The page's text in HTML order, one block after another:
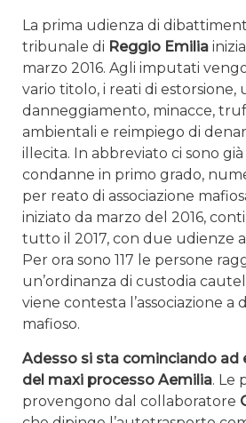
La prima udienza di
tribunale di Reggio Emilia
marzo 2016. Agli imputati
vario titolo, i reati di estorsione,
danneggiamento, minacce,
ambientali e reimpiego di
illecita. In abbreviato ci sono
condanne in primo grado,
per reato di associazione
iniziato da marzo del 2016,
tutto il 2017, con due udienze
Per ora sono 117 le persone
un’ordinanza di custodia
viene contesta l’associazione
mafioso.
Adesso si sta cominciando ad
del maxi processo Aemilia. Le
provengono dal collaboratore